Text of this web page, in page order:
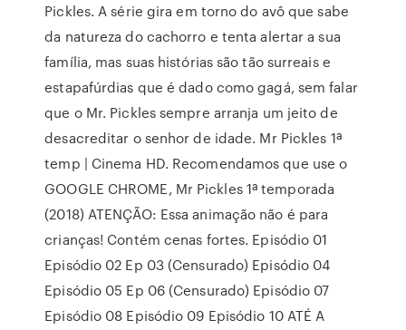
Pickles. A série gira em torno do avô que sabe
da natureza do cachorro e tenta alertar a sua
família, mas suas histórias são tão surreais e
estapafúrdias que é dado como gagá, sem falar
que o Mr. Pickles sempre arranja um jeito de
desacreditar o senhor de idade. Mr Pickles 1ª
temp | Cinema HD. Recomendamos que use o
GOOGLE CHROME, Mr Pickles 1ª temporada
(2018) ATENÇÃO: Essa animação não é para
crianças! Contém cenas fortes. Episódio 01
Episódio 02 Ep 03 (Censurado) Episódio 04
Episódio 05 Ep 06 (Censurado) Episódio 07
Episódio 08 Episódio 09 Episódio 10 ATÉ A